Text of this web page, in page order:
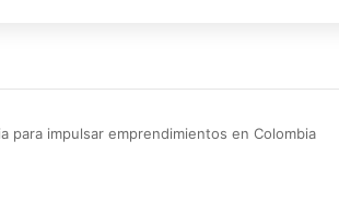
para impulsar emprendimientos en Colombia